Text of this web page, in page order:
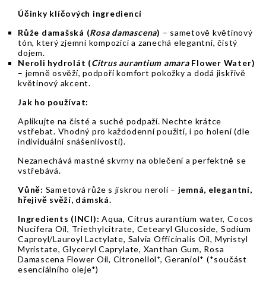
Účinky klíčových ingrediencí
Růže damašská (Rosa damascena) – sametově květinový
tón, který zjemní kompozici a zanechá elegantní, čistý
dojem.
Neroli hydrolát (Citrus aurantium amaraFlower Water)
– jemně osvěží, podpoří komfort pokožky a dodá jiskřivě
květinový akcent.
Jak ho používat:
Aplikujte na čisté a suché podpaží. Nechte krátce
vstřebat. Vhodný pro každodenní použití, i po holení (dle
individuální snášenlivosti).
Nezanechává mastné skvrny na oblečení a perfektně se
vstřebává.
Vůně: Sametová růže s jiskrou neroli – jemná, elegantní,
hřejivě svěží, dámská.
Ingredients (INCI): Aqua, Citrus aurantium water, Cocos
Nucifera Oil, Triethylcitrate, Cetearyl Glucoside, Sodium
Caproyl/Lauroyl Lactylate, Salvia Officinalis Oil, Myristyl
Myristate, Glyceryl Caprylate, Xanthan Gum, Rosa
Damascena Flower Oil, Citronellol*, Geraniol* (*součást
esenciálního oleje*)